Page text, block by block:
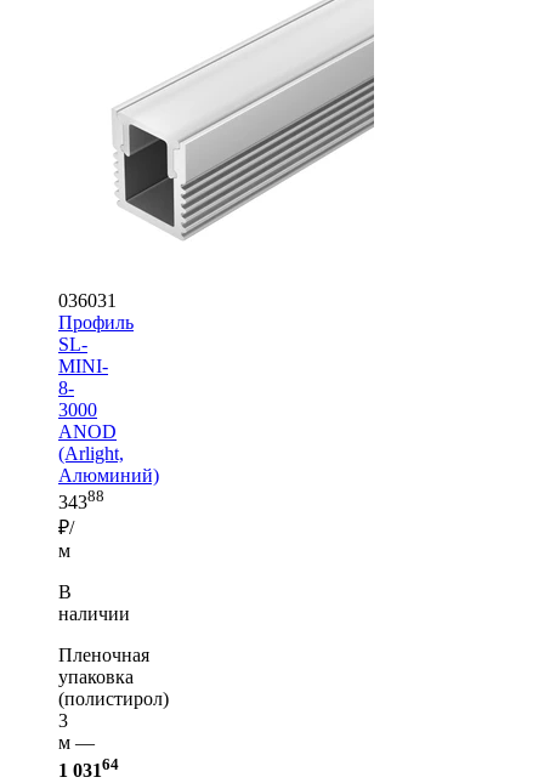
036031
Профиль
SL-
MINI-
8-
3000
ANOD
(Arlight,
Алюминий)
34388
₽/
м
В
наличии
Пленочная
упаковка
(полистирол)
3
м —
1 03164